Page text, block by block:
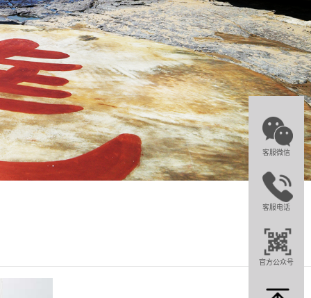
客服微信
客服电话
官方公众号
在线沟
点我